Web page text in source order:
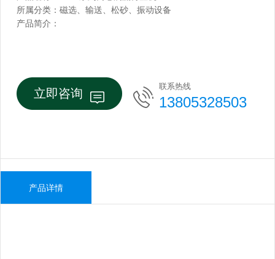
所属分类：磁选、输送、松砂、振动设备
产品简介：
立即咨询
联系热线
13805328503
产品详情